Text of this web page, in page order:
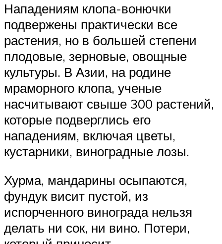
Нападениям клопа-вонючки
подвержены практически все
растения, но в большей степени
плодовые, зерновые, овощные
культуры. В Азии, на родине
мраморного клопа, ученые
насчитывают свыше 300 растений,
которые подверглись его
нападениям, включая цветы,
кустарники, виноградные лозы.
Хурма, мандарины осыпаются,
фундук висит пустой, из
испорченного винограда нельзя
делать ни сок, ни вино. Потери,